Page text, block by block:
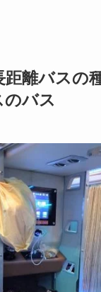
距離バスの
のバス